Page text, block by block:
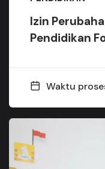
Izin
Pendidikan
Waktu